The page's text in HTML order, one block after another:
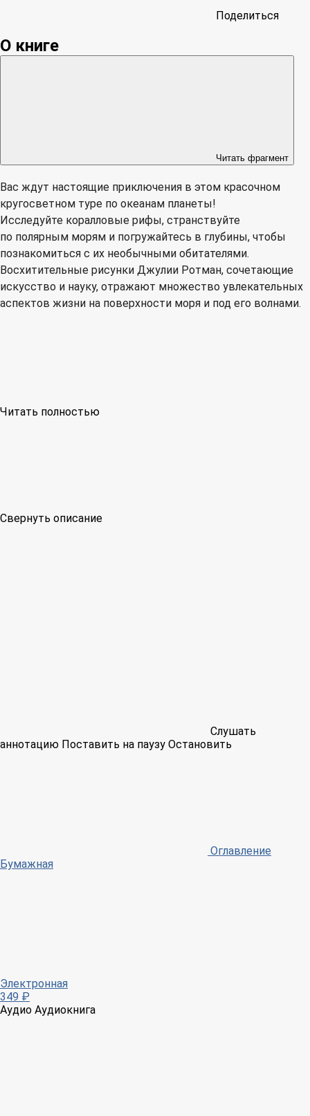
Поделиться
О книге
Читать фрагмент
Вас ждут настоящие приключения в этом красочном
кругосветном туре по океанам планеты!
Исследуйте коралловые рифы, странствуйте
по полярным морям и погружайтесь в глубины, чтобы
познакомиться с их необычными обитателями.
Восхитительные рисунки Джулии Ротман, сочетающие
искусство и науку, отражают множество увлекательных
аспектов жизни на поверхности моря и под его волнами.
Читать полностью
Свернуть описание
Слушать
аннотацию Поставить на паузу Остановить
Оглавление
Бумажная
Электронная
349 ₽
Аудио Аудиокнига